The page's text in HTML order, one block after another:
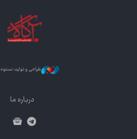
طراحی و تولید: نستوه
درباره ما